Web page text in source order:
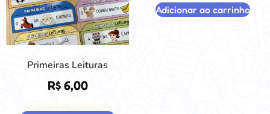
Primeiras Leituras
R$6,00
Adicionar ao carrinho